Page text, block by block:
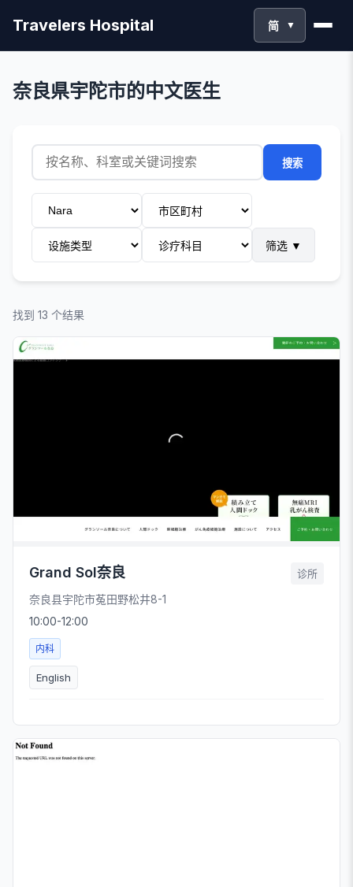
Travelers Hospital 简 ▼
奈良県宇陀市的中文医生
搜索
筛选 ▼
找到 13 个结果
Grand Sol奈良 诊所
奈良县宇陀市菟田野松井8-1
10:00-12:00
内科
English